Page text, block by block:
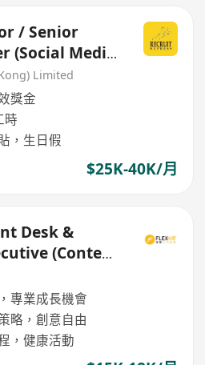
/ Senior
(Social Media
Limited
獎金
時
，生日假
$25K-40K/月
Desk &
(Content
專業成長機會
略，創意自由
，健康活動